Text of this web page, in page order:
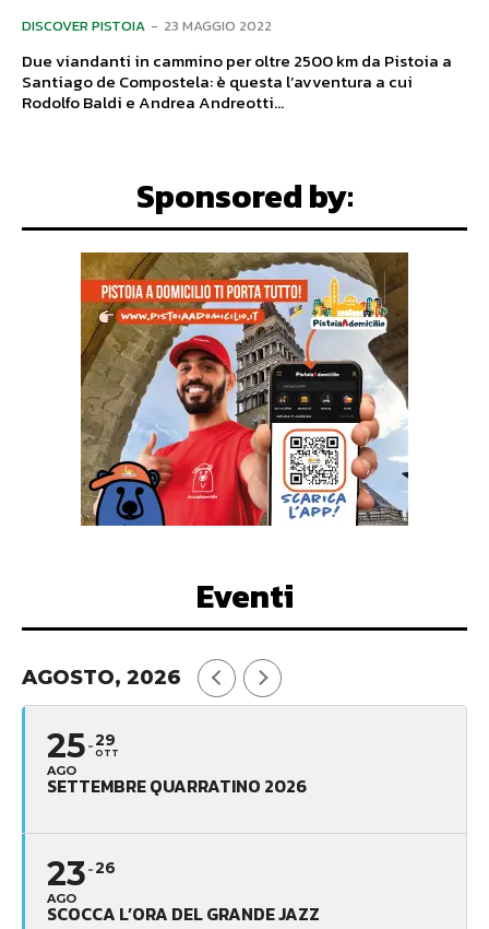
DISCOVER PISTOIA - 23 MAGGIO 2022
Due viandanti in cammino per oltre 2500 km da Pistoia a
Santiago de Compostela: è questa l’avventura a cui
Rodolfo Baldi e Andrea Andreotti...
Sponsored by:
Eventi
AGOSTO, 2026
25
AGO
29
OTT
SETTEMBRE QUARRATINO 2026
23
AGO
26
SCOCCA L’ORA DEL GRANDE JAZZ